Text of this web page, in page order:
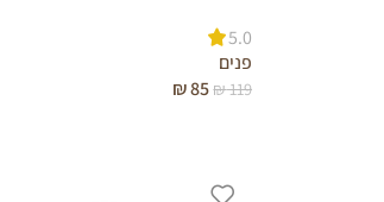
5.0
פנים
₪119
₪85